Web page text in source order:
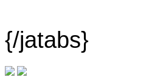
{/jatabs}